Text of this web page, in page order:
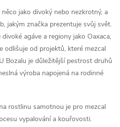
jako divoký nebo nezkrotný, a
jakým značka prezentuje svůj svět.
agáve a regiony jako Oaxaca,
odlišuje od projektů, které mezcal
Bozalu je důležitější pestrost druhů
výroba napojená na rodinné
rostlinu samotnou je pro mezcal
vypalování a kouřovosti.